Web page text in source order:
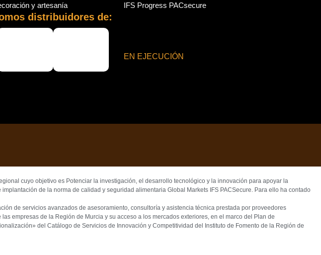
y artesanía
distribuidores de:
IFS Progress PACsecure
EN EJECUCIÓN
cuyo objetivo es Potenciar la investigación, el desarrollo tecnológico y la innovación para apoyar la
de la norma de calidad y seguridad alimentaria Global Markets IFS PACSecure. Para ello ha contado
de servicios avanzados de asesoramiento, consultoría y asistencia técnica prestada por proveedores
empresas de la Región de Murcia y su acceso a los mercados exteriores, en el marco del Plan de
del Catálogo de Servicios de Innovación y Competitividad del Instituto de Fomento de la Región de